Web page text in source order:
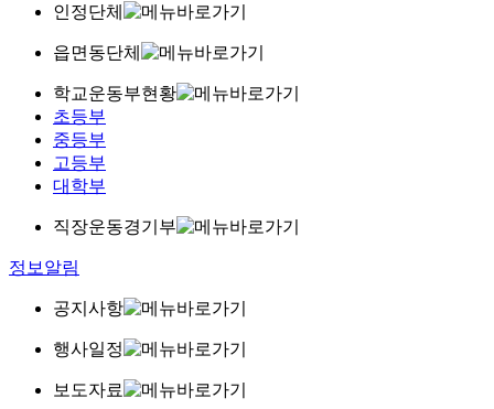
인정단체
읍면동단체
학교운동부현황
초등부
중등부
고등부
대학부
직장운동경기부
정보알림
공지사항
행사일정
보도자료